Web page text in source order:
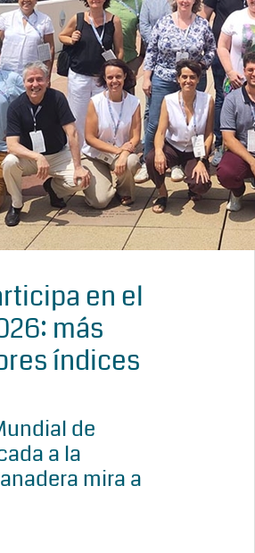
en el
más
índices
de
a la
mira a